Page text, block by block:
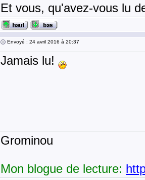
Et vous, qu'avez-vous lu
Envoyé : 24 avril 2016 à 20:37
Jamais lu!
Grominou
Mon blogue de lecture: